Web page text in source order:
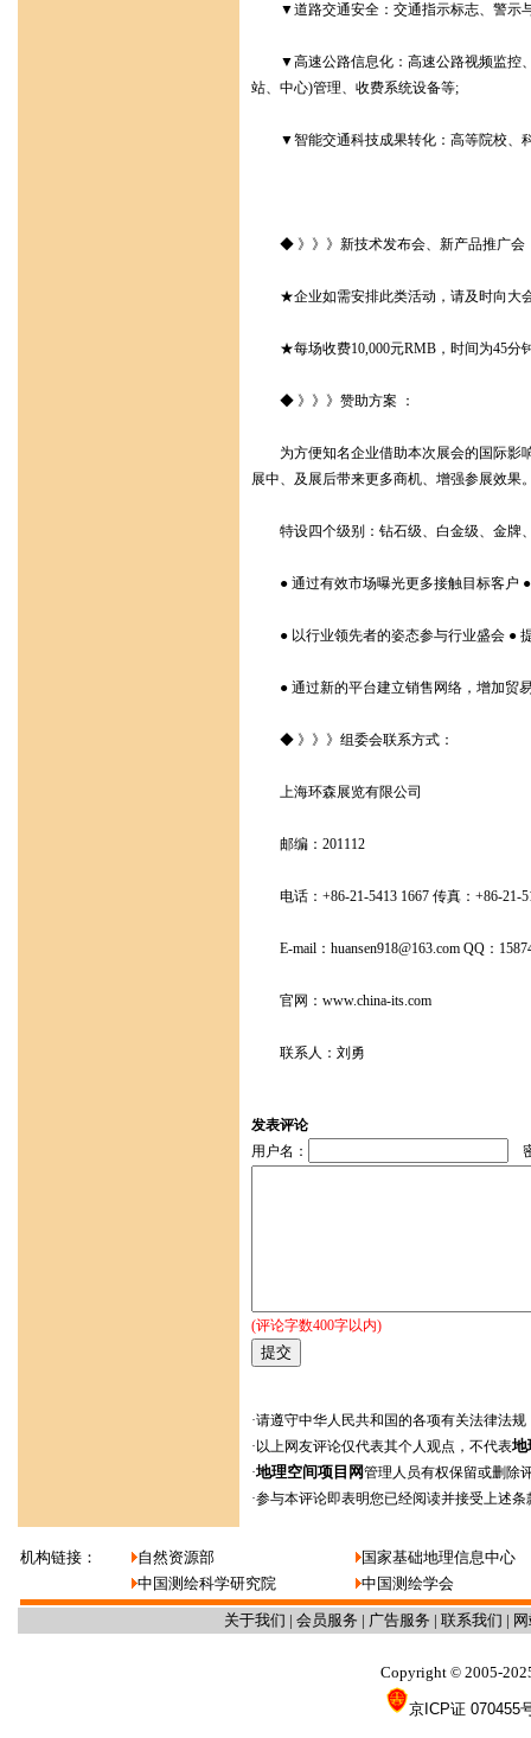
▼道路交通安全：交通指示标志、警示与
▼高速公路信息化：高速公路视频监控、
站、中心)管理、收费系统设备等;
▼智能交通科技成果转化：高等院校、
◆ 》》》新技术发布会、新产品推广会
★企业如需安排此类活动，请及时向大
★每场收费10,000元RMB，时间为45分
◆ 》》》赞助方案 ：
为方便知名企业借助本次展会的国际影响
展中、及展后带来更多商机、增强参展效果
特设四个级别：钻石级、白金级、金牌
● 通过有效市场曝光更多接触目标客户 ●
● 以行业领先者的姿态参与行业盛会 ●
● 通过新的平台建立销售网络，增加贸
◆ 》》》组委会联系方式：
上海环森展览有限公司
邮编：201112
电话：+86-21-5413 1667 传真：+86-21-
E-mail：huansen918@163.com QQ：
官网：www.china-its.com
联系人：刘勇
发表评论
用户名：
(评论字数400字以内)
·请遵守中华人民共和国的各项有关法律法规
·以上网友评论仅代表其个人观点，不代表地
·地理空间项目网管理人员有权保留或删除
·参与本评论即表明您已经阅读并接受上述条
机构链接： 自然资源部
国家基础地理信息中心
中国测绘科学研究院
中国测绘学会
关于我们 | 会员服务 | 广告服务 | 联系我们 |
Copyright © 2005-
京ICP证 070455